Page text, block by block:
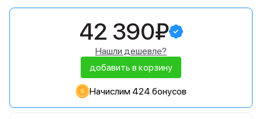
42 390₽
Нашли дешевле?
добавить в корзину
Начислим 424 бонусов